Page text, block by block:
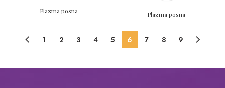
Plazma posna Plazma posna
1 2 3 4 5 6 7 8 9